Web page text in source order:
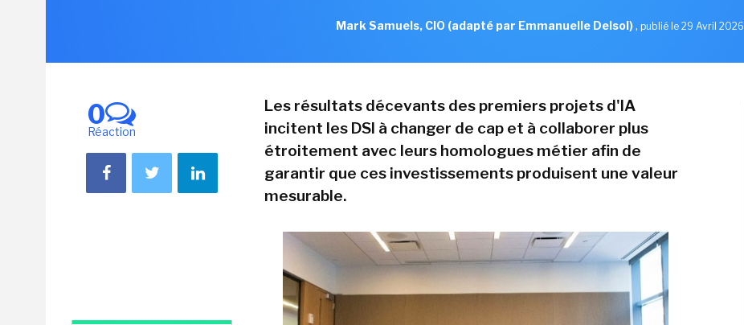
Mark Samuels, CIO (adapté par Emmanuelle Delsol), publié le 29 Avril 2026
0
Réaction
Les résultats décevants des premiers projets d'IA
incitent les DSI à changer de cap et à collaborer plus
étroitement avec leurs homologues métier afin de
garantir que ces investissements produisent une valeur
mesurable.